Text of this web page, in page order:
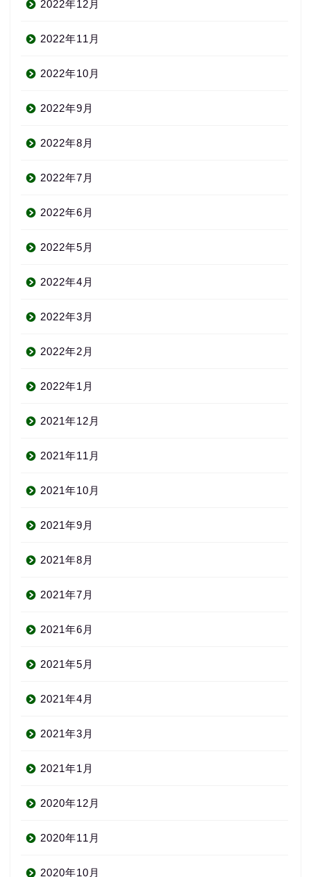
2022年12月
2022年11月
2022年10月
2022年9月
2022年8月
2022年7月
2022年6月
2022年5月
2022年4月
2022年3月
2022年2月
2022年1月
2021年12月
2021年11月
2021年10月
2021年9月
2021年8月
2021年7月
2021年6月
2021年5月
2021年4月
2021年3月
2021年1月
2020年12月
2020年11月
2020年10月